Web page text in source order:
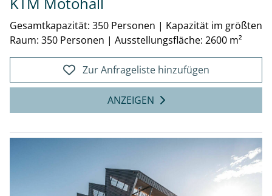
Gesamtkapazität: 350 Personen | Kapazität im größten
Raum: 350 Personen | Ausstellungsfläche: 2600 m²
Zur Anfrageliste hinzufügen
ANZEIGEN